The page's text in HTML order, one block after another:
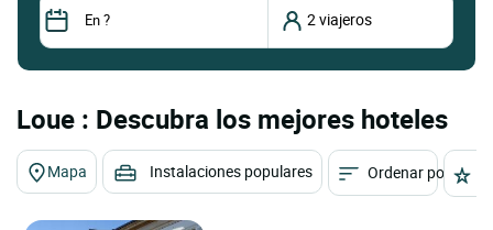
Loue : Descubra los mejores hoteles
Mapa Instalaciones populares Ordenar por